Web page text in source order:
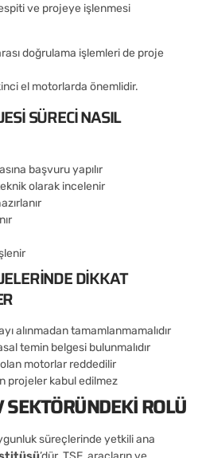
ve projeye işlenmesi
doğrulama işlemleri de proje
el motorlarda önemlidir.
SÜRECI NASIL
başvuru yapılır
olarak incelenir
DIKKAT
alınmadan tamamlanmamalıdır
temin belgesi bulunmalıdır
motorlar reddedilir
projeler kabul edilmez
ROLÜ
süreçlerinde yetkili ana